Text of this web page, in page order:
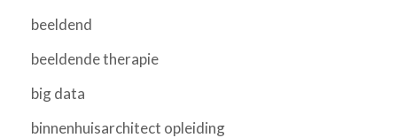
beeldend
beeldende therapie
big data
binnenhuisarchitect opleiding